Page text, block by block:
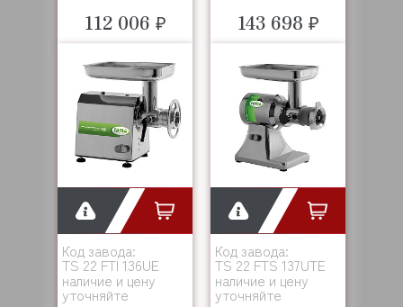
112 006 ₽ 143 698 ₽
Код завода:
TS 22 FTI 136UE
наличие и цену
уточняйте
Код завода:
TS 22 FTS 137UTE
наличие и цену
уточняйте